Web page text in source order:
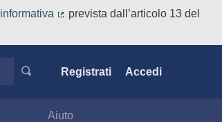
informativa
prevista dall’articolo 13 del
Registrati Accedi
Aiuto